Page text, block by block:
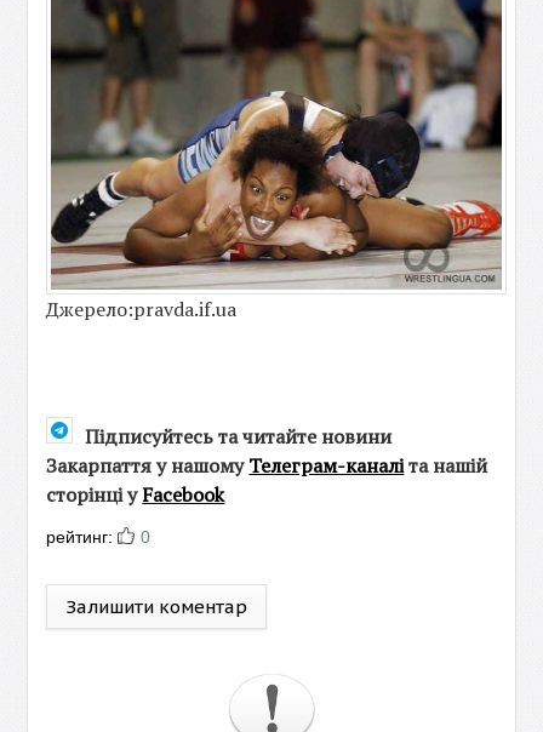
Джерело:pravda.if.ua
Підписуйтесь та читайте новини
Закарпаття у нашомуТелеграм-каналіта нашій
сторінці уFacebook
рейтинг: 0
Залишити коментар